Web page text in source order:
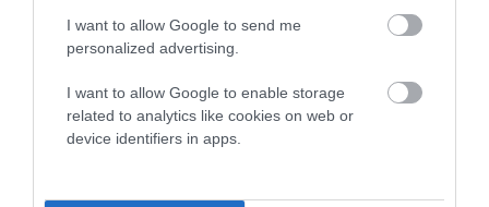
I want to allow Google to send me
personalized advertising.
I want to allow Google to enable storage
related to analytics like cookies on web or
device identifiers in apps.